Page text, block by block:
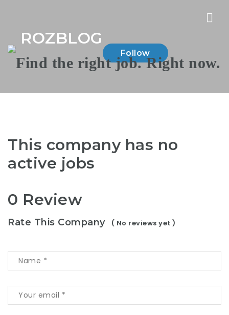
ROZBLOG
Follow
This company has no
active jobs
0 Review
Rate This Company ( No reviews yet )